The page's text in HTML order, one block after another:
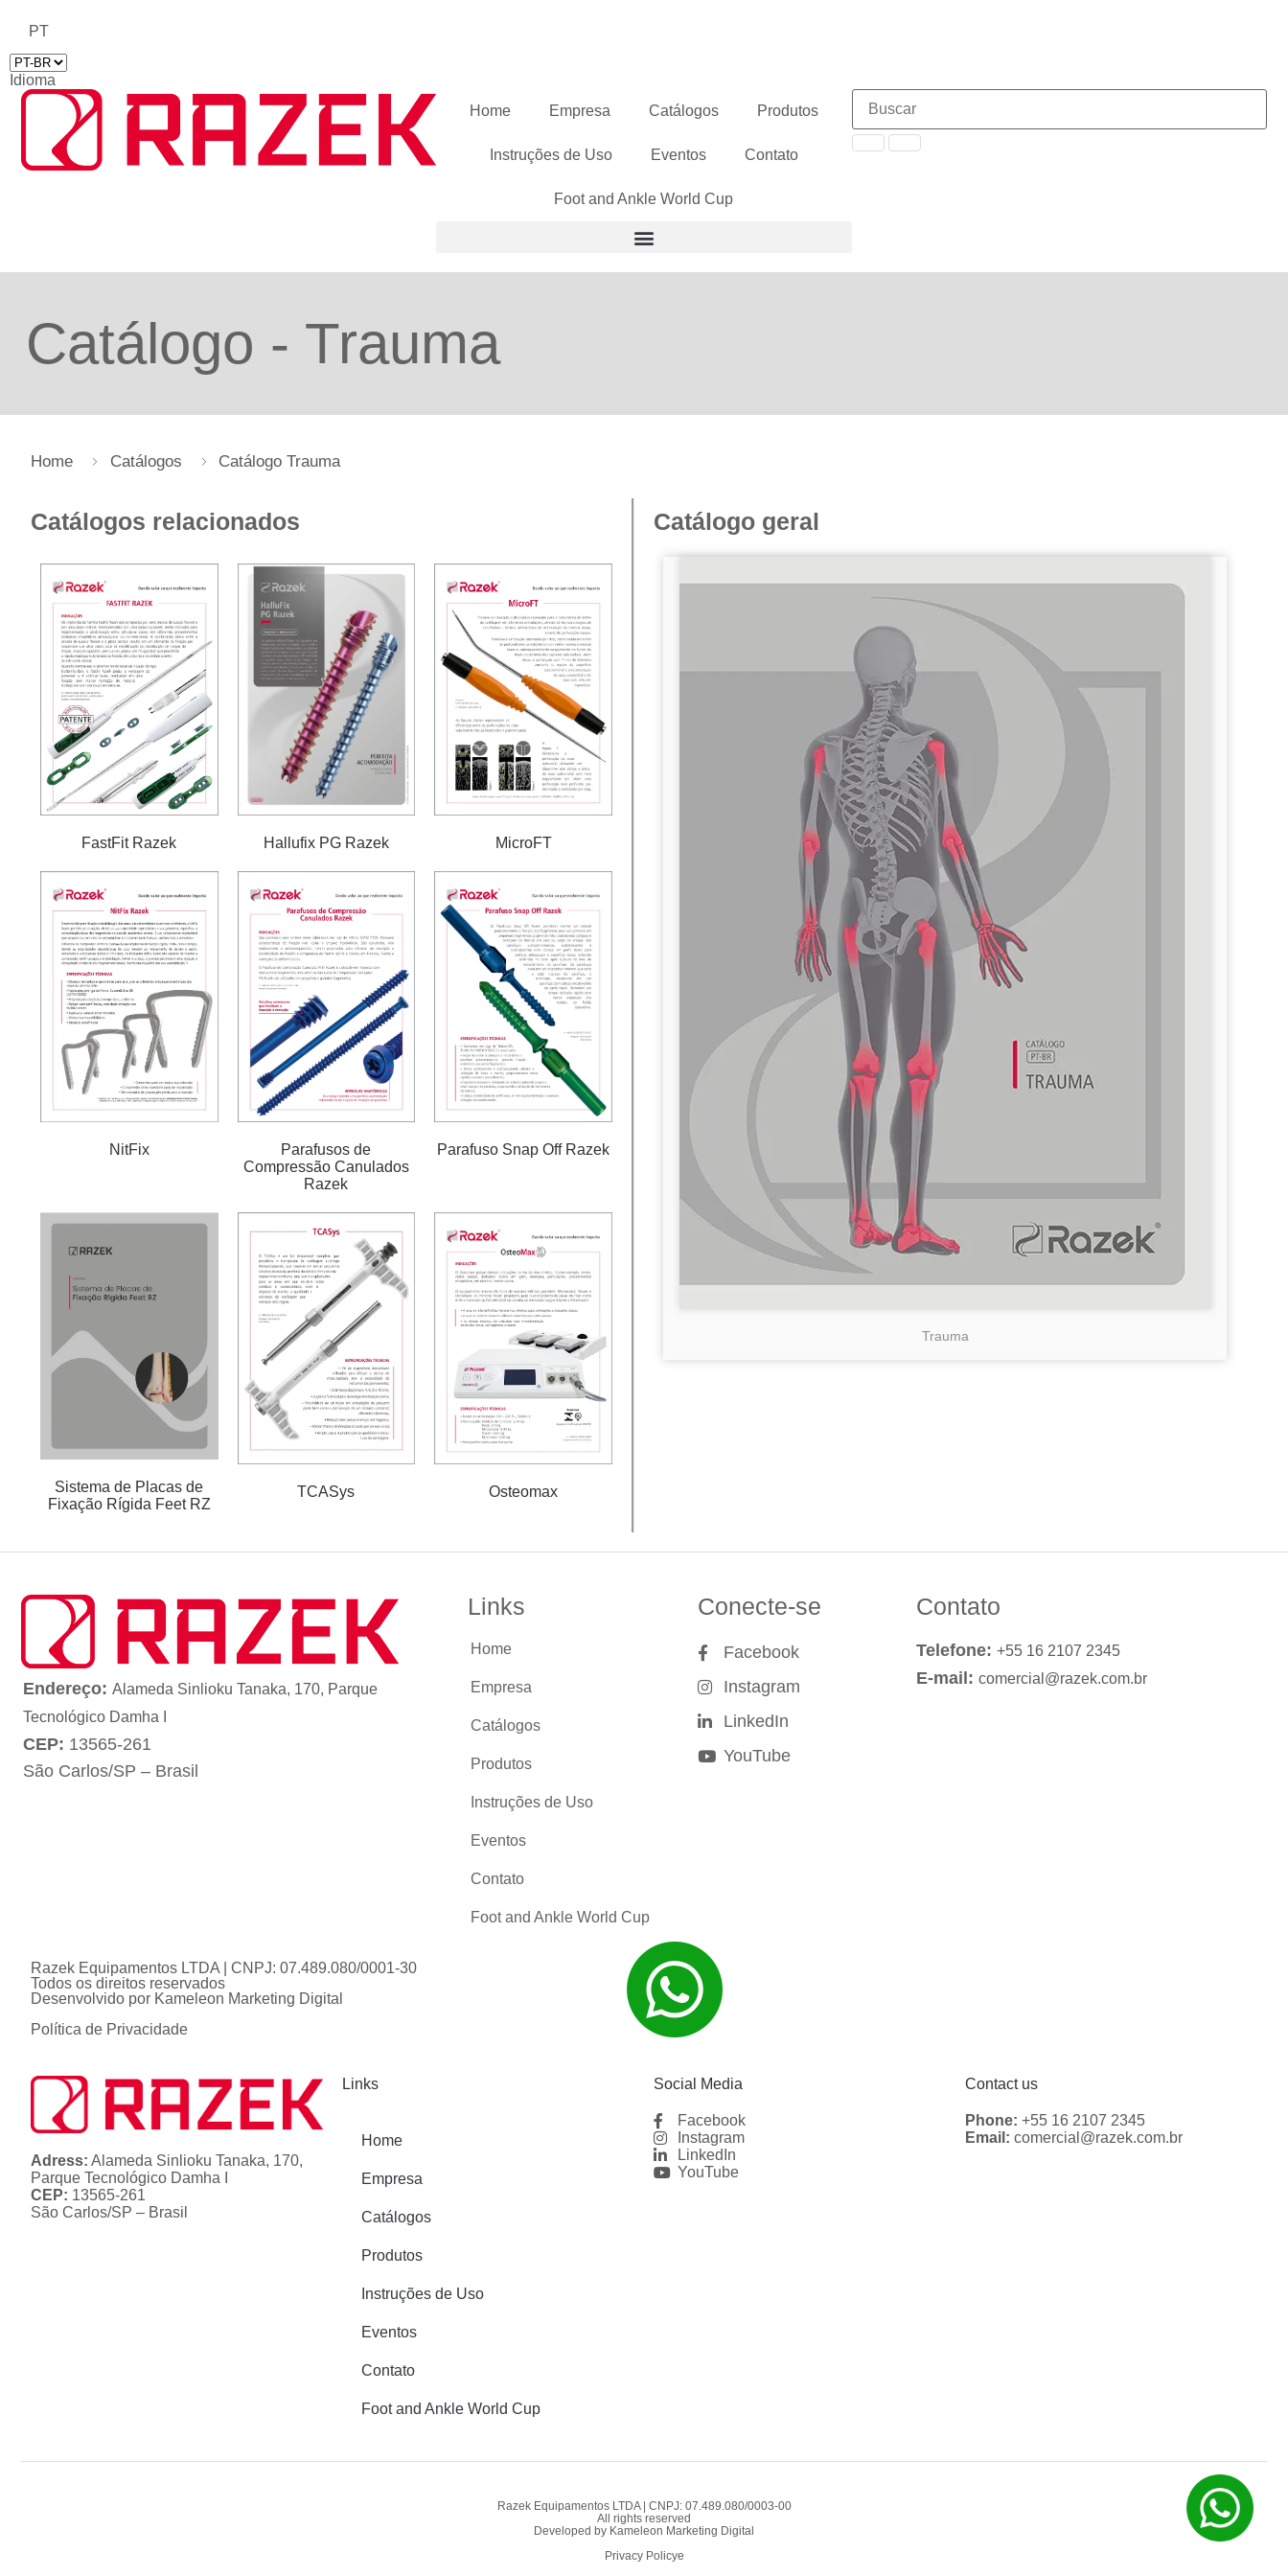
PT
Idioma
Home
Empresa Catálogos Produtos
Instruções de Uso Eventos Contato
Foot and Ankle World Cup
Catálogo - Trauma
Home Catálogos Catálogo Trauma
Catálogos relacionados
FastFit Razek Hallufix PG Razek MicroFT
NitFix
Parafusos de
Compressão Canulados
Razek
Parafuso Snap Off Razek
Sistema de Placas de
Fixação Rígida Feet RZ
TCASys Osteomax
Catálogo geral
Trauma
Endereço: Alameda Sinlioku Tanaka, 170, Parque
Tecnológico Damha I
CEP: 13565-261
São Carlos/SP – Brasil
Links
Home
Empresa
Catálogos
Produtos
Instruções de Uso
Eventos
Contato
Foot and Ankle World Cup
Conecte-se
Facebook
Instagram
LinkedIn
YouTube
Contato
Telefone: +55 16 2107 2345
E-mail: comercial@razek.com.br
Razek Equipamentos LTDA | CNPJ: 07.489.080/0001-30
Todos os direitos reservados
Desenvolvido por Kameleon Marketing Digital
Política de Privacidade
Adress: Alameda Sinlioku Tanaka, 170,
Parque Tecnológico Damha I
CEP: 13565-261
São Carlos/SP – Brasil
Links
Home
Empresa
Catálogos
Produtos
Instruções de Uso
Eventos
Contato
Foot and Ankle World Cup
Social Media
Facebook
Instagram
LinkedIn
YouTube
Contact us
Phone: +55 16 2107 2345
Email: comercial@razek.com.br
Razek Equipamentos LTDA | CNPJ: 07.489.080/0003-00
All rights reserved
Developed by Kameleon Marketing Digital
Privacy Policye